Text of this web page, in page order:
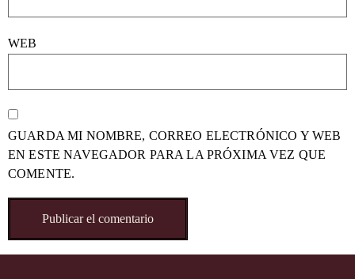
WEB
GUARDA MI NOMBRE, CORREO ELECTRÓNICO Y WEB
EN ESTE NAVEGADOR PARA LA PRÓXIMA VEZ QUE
COMENTE.